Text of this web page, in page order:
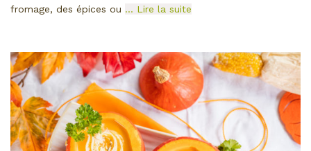
fromage, des épices ou … Lire la suite